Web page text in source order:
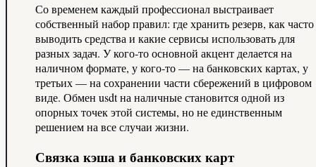
Со временем каждый профессионал выстраивает
собственный набор правил: где хранить резерв, как часто
выводить средства и какие сервисы использовать для
разных задач. У кого‑то основной акцент делается на
наличном формате, у кого‑то — на банковских картах, у
третьих — на сохранении части сбережений в цифровом
виде. Обмен usdt на наличные становится одной из
опорных точек этой системы, но не единственным
решением на все случаи жизни.
Связка кэша и банковских карт